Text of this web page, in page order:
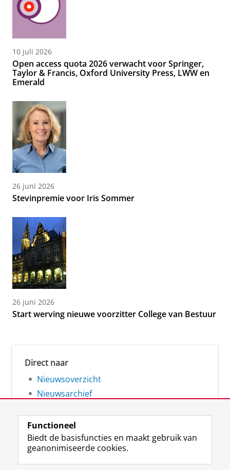
10 juli 2026
Open access quota 2026 verwacht voor Springer,
Taylor & Francis, Oxford University Press, LWW en
Emerald
26 juni 2026
Stevinpremie voor Iris Sommer
26 juni 2026
Start werving nieuwe voorzitter College van Bestuur
Direct naar
Nieuwsoverzicht
Nieuwsarchief
Volg de RUG F L R I Y
Functioneel
Biedt de basisfuncties en maakt gebruik van
geanonimiseerde cookies.